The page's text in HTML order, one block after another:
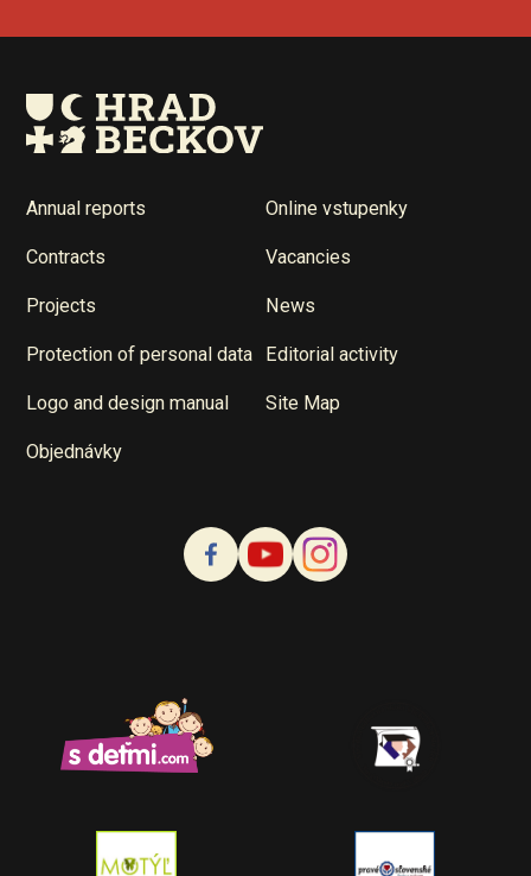
Annual reports Online vstupenky
Contracts Vacancies
Projects News
Protection of personal data Editorial activity
Logo and design manual Site Map
Objednávky